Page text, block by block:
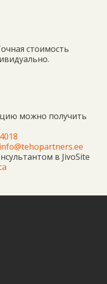
стоимость
можно получить
info@tehopartners.ee
в JivoSite